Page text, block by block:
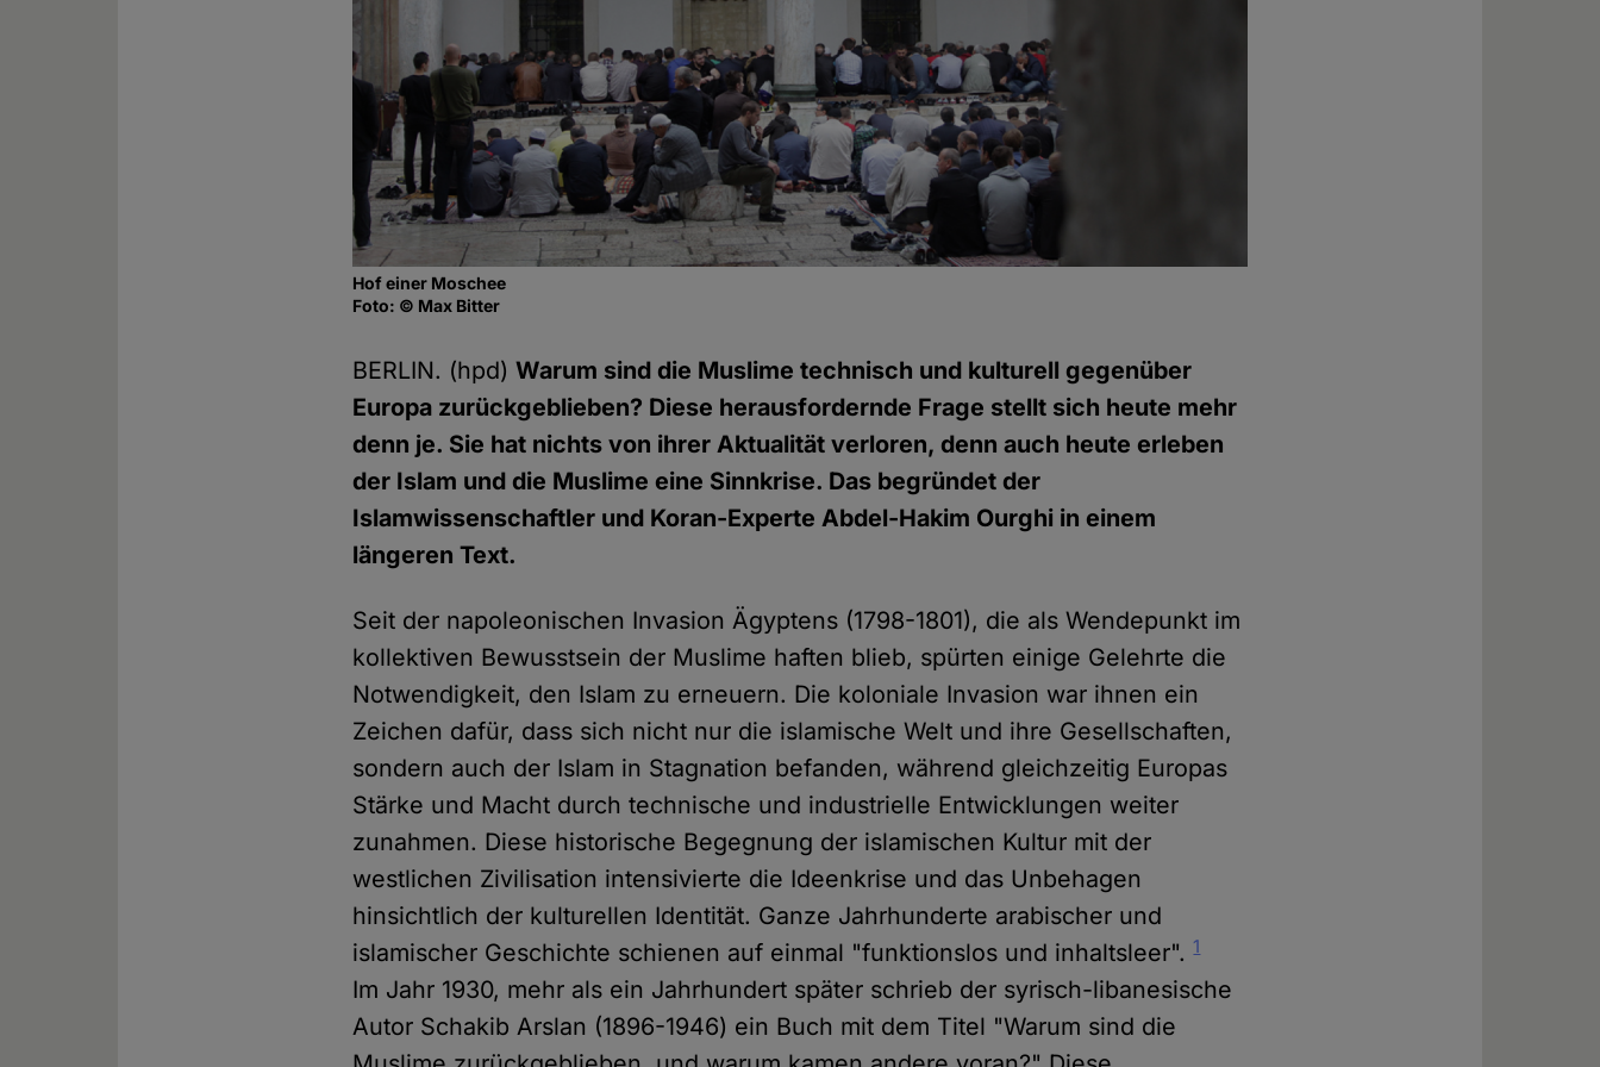
Hof einer Moschee
Foto: © Max Bitter
BERLIN. (hpd)Warum sind die Muslime technisch und kulturell gegenüber
Europa zurückgeblieben? Diese herausfordernde Frage stellt sich heute mehr
denn je. Sie hat nichts von ihrer Aktualität verloren, denn auch heute erleben
der Islam und die Muslime eine Sinnkrise. Das begründet der
Islamwissenschaftler und Koran-Experte Abdel-Hakim Ourghi in einem
längeren Text.
Seit der napoleonischen Invasion Ägyptens (1798-1801), die als Wendepunkt im
kollektiven Bewusstsein der Muslime haften blieb, spürten einige Gelehrte die
Notwendigkeit, den Islam zu erneuern. Die koloniale Invasion war ihnen ein
Zeichen dafür, dass sich nicht nur die islamische Welt und ihre Gesellschaften,
sondern auch der Islam in Stagnation befanden, während gleichzeitig Europas
Stärke und Macht durch technische und industrielle Entwicklungen weiter
zunahmen. Diese historische Begegnung der islamischen Kultur mit der
westlichen Zivilisation intensivierte die Ideenkrise und das Unbehagen
hinsichtlich der kulturellen Identität. Ganze Jahrhunderte arabischer und
islamischer Geschichte schienen auf einmal "funktionslos und inhaltsleer".1
Im Jahr 1930, mehr als ein Jahrhundert später schrieb der syrisch-libanesische
Autor Schakib Arslan (1896-1946) ein Buch mit dem Titel "Warum sind die